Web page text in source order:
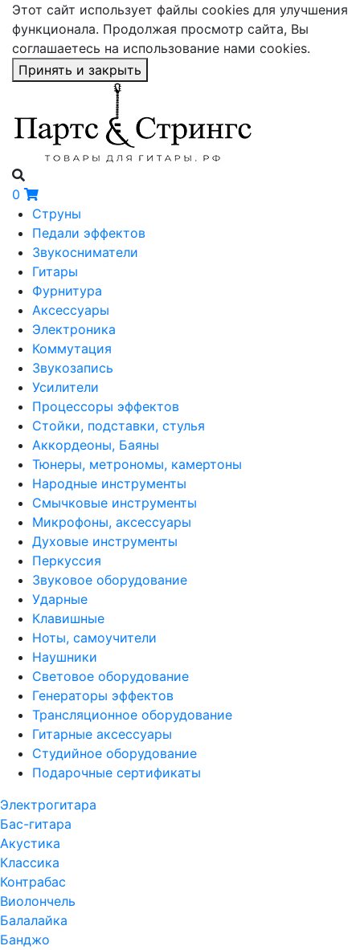
Этот сайт использует файлы cookies для улучшения
функционала. Продолжая просмотр сайта, Вы
соглашаетесь на использование нами cookies.
Принять и закрыть
0
Струны
Педали эффектов
Звукосниматели
Гитары
Фурнитура
Аксессуары
Электроника
Коммутация
Звукозапись
Усилители
Процессоры эффектов
Стойки, подставки, стулья
Аккордеоны, Баяны
Тюнеры, метрономы, камертоны
Народные инструменты
Смычковые инструменты
Микрофоны, аксессуары
Духовые инструменты
Перкуссия
Звуковое оборудование
Ударные
Клавишные
Ноты, самоучители
Наушники
Световое оборудование
Генераторы эффектов
Трансляционное оборудование
Гитарные аксессуары
Студийное оборудование
Подарочные сертификаты
Электрогитара
Бас-гитара
Акустика
Классика
Контрабас
Виолончель
Балалайка
Банджо